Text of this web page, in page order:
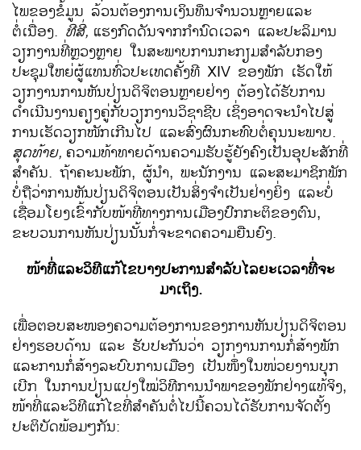
ໄພຂອງຂໍ້ມູນ ລ້ວນຕ້ອງການເງິນທຶນຈຳນວນຫຼາຍແລະ
ຕໍ່ເນື່ອງ. ທີສີ່, ແຮງກົດດັນຈາກກຳນົດເວລາ ແລະປະລິມານ
ວຽກງານທີ່ຫຼວງຫຼາຍ ໃນສະພາບການກະກຽມສຳລັບກອງ
ປະຊຸມໃຫຍ່ຜູ້ແທນທົ່ວປະເທດຄັ້ງທີ XIV ຂອງພັກ ເຮັດໃຫ້
ວຽກງານການຫັນປ່ຽນດິຈິຕອນຫຼາຍຢ່າງ ຕ້ອງໄດ້ຮັບການ
ດຳເນີນງານຄຽງຄູ່ກັບວຽກງານວິຊາຊີບ ເຊິ່ງອາດຈະນຳໄປສູ່
ການເຮັດວຽກໜັກເກີນໄປ ແລະສົ່ງຜົນກະທົບຕໍ່ຄຸນນະພາບ.
ສຸດທ້າຍ, ຄວາມທ້າທາຍດ້ານຄວາມຮັບຮູ້ຍັງຄົງເປັນອຸປະສັກທີ່
ສຳຄັນ. ຖ້າຄະນະພັກ, ຜູ້ນຳ, ພະນັກງານ ແລະສະມາຊິກພັກ
ບໍ່ຖືວ່າການຫັນປ່ຽນດິຈິຕອນເປັນສິ່ງຈຳເປັນຢ່າງຍິ່ງ ແລະບໍ່
ເຊື່ອມໂຍງເຂົ້າກັບໜ້າທີ່ທາງການເມືອງປົກກະຕິຂອງຕົນ,
ຂະບວນການຫັນປ່ຽນນັ້ນກໍ່ຈະຂາດຄວາມຍືນຍົງ.
ໜ້າທີ່ແລະວິທີແກ້ໄຂບາງປະການສຳລັບໄລຍະເວລາທີ່ຈະ
ມາເຖິງ.
ເພື່ອຕອບສະໜອງຄວາມຕ້ອງການຂອງການຫັນປ່ຽນດິຈິຕອນ
ຢ່າງຮອບດ້ານ ແລະ ຮັບປະກັນວ່າ ວຽກງານການກໍ່ສ້າງພັກ
ແລະການກໍ່ສ້າງລະບົບການເມືອງ ເປັນໜຶ່ງໃນໜ່ວຍງານບຸກ
ເບີກ ໃນການປ່ຽນແປງໃໝ່ວິທີການນຳພາຂອງພັກຢ່າງແທ້ຈິງ,
ໜ້າທີ່ແລະວິທີແກ້ໄຂທີ່ສຳຄັນຕໍ່ໄປນີ້ຄວນໄດ້ຮັບການຈັດຕັ້ງ
ປະຕິບັດພ້ອມໆກັນ: